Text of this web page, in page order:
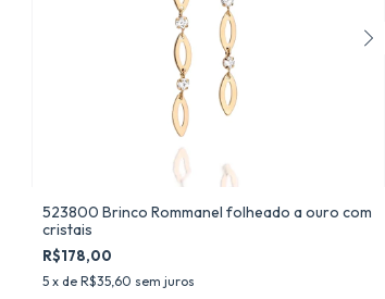
523800 Brinco Rommanel folheado a ouro com
cristais
R$178,00
5 x deR$35,60 sem juros